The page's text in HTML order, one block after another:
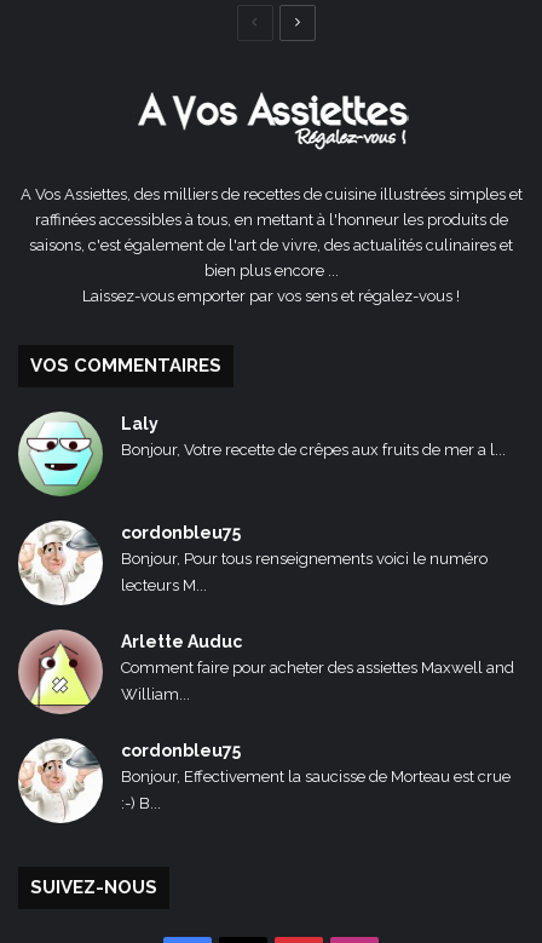
Page
A Vos Assiettes, des milliers de recettes de cuisine illustrées simples et
raffinées accessibles à tous, en mettant à l'honneur les produits de
saisons, c'est également de l'art de vivre, des actualités culinaires et
bien plus encore ...
Laissez-vous emporter par vos sens et régalez-vous !
VOS COMMENTAIRES
Laly
Bonjour, Votre recette de crêpes aux fruits de mer a l...
cordonbleu75
Bonjour, Pour tous renseignements voici le numéro
lecteurs M...
Arlette Auduc
Comment faire pour acheter des assiettes Maxwell and
William...
cordonbleu75
Bonjour, Effectivement la saucisse de Morteau est crue
:-) B...
SUIVEZ-NOUS